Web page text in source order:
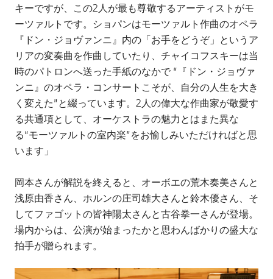
キーですが、この2人が最も尊敬するアーティストがモ
ーツァルトです。ショパンはモーツァルト作曲のオペラ
『ドン・ジョヴァンニ』内の「お手をどうぞ」というア
リアの変奏曲を作曲していたり、チャイコフスキーは当
時のパトロンへ送った手紙のなかで “『ドン・ジョヴァ
ンニ』のオペラ・コンサートこそが、自分の人生を大き
く変えた”と綴っています。2人の偉大な作曲家が敬愛す
る共通項として、オーケストラの魅力とはまた異な
る“モーツァルトの室内楽”をお愉しみいただければと思
います」
岡本さんが解説を終えると、オーボエの荒木奏美さんと
浅原由香さん、ホルンの庄司雄大さんと鈴木優さん、そ
してファゴットの皆神陽太さんと古谷拳一さんが登場。
場内からは、公演が始まったかと思わんばかりの盛大な
拍手が贈られます。